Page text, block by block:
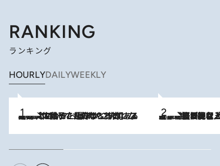
RANKING
ランキング
HOURLYDAILYWEEKLY
2026.8.5
【阿川佐和子さんの年とる力】なぜ70代で始めた趣味は“こんなに楽しい”のか？ ピアノ、俳句…スランプに陥っても続けられる“ある秘訣”とは 2026.8.5
【なぜ吉沢亮は「気配を消せる」のか？】興行収入208億の『国宝』を経て挑むミュージカル『ディア・エヴァン・ハンセン』。トップ俳優が舞台上でさらけ出した“孤独”とは